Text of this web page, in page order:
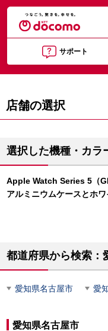
サポート
店舗の選択
選択した機種・カラ
Apple Watch Series 5（
アルミニウムケースとホ
都道府県から検索：
愛知県名古屋市 愛
愛知県名古屋市